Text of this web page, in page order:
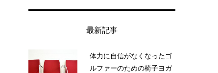
最新記事
体力に自信がなくなったゴ
ルファーのための椅子ヨガ